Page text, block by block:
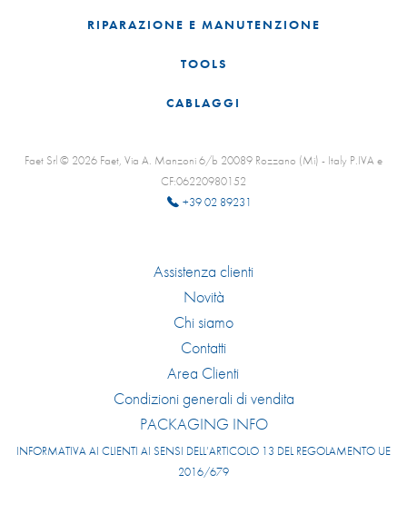
RIPARAZIONE E MANUTENZIONE
TOOLS
CABLAGGI
Faet Srl © 2026 Faet, Via A. Manzoni 6/b 20089 Rozzano (Mi) - Italy P.IVA e
CF:06220980152
+39 02 89231
Assistenza clienti
Novità
Chi siamo
Contatti
Area Clienti
Condizioni generali di vendita
PACKAGING INFO
INFORMATIVA AI CLIENTI AI SENSI DELL’ARTICOLO 13 DEL REGOLAMENTO UE
2016/679